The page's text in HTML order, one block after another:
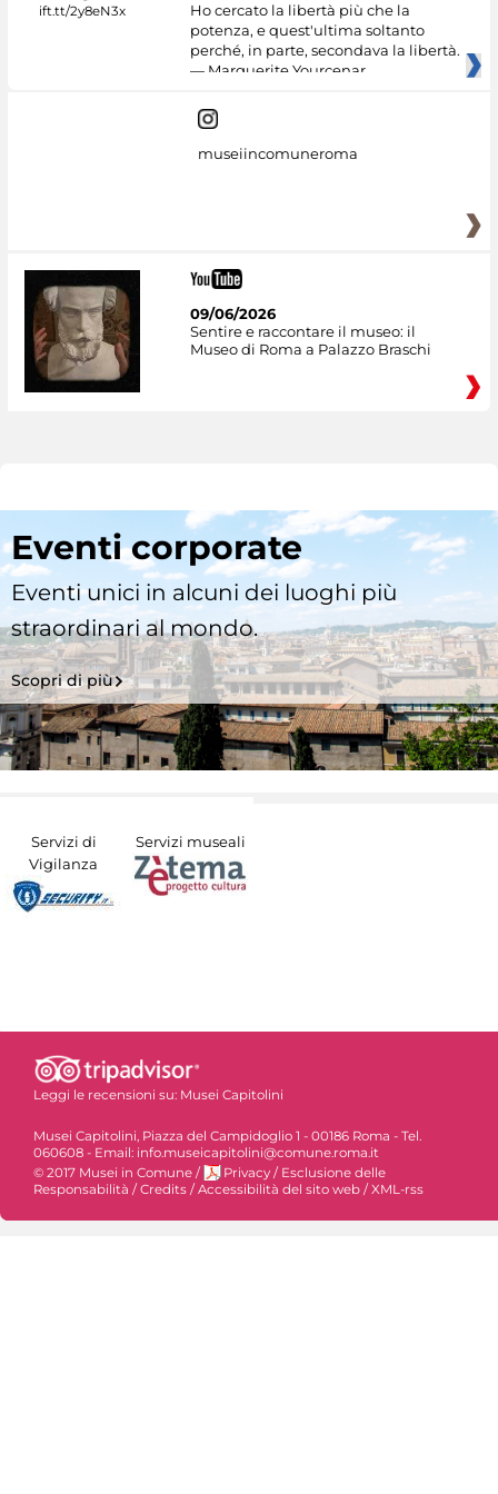
Ho cercato la libertà più che la
potenza, e quest'ultima soltanto
perché, in parte, secondava la libertà.
— Marguerite Yourcenar
museiincomuneroma
09/06/2026
Sentire e raccontare il museo: il
Museo di Roma a Palazzo Braschi
Eventi corporate
Eventi unici in alcuni dei luoghi più
straordinari al mondo.
Scopri di più
Servizi di
Vigilanza
Servizi museali
Leggi le recensioni su: Musei Capitolini
Musei Capitolini, Piazza del Campidoglio 1 - 00186 Roma - Tel.
060608 - Email: info.museicapitolini@comune.roma.it
© 2017 Musei in Comune / Privacy / Esclusione delle
Responsabilità /Credits /Accessibilità del sito web /XML-rss